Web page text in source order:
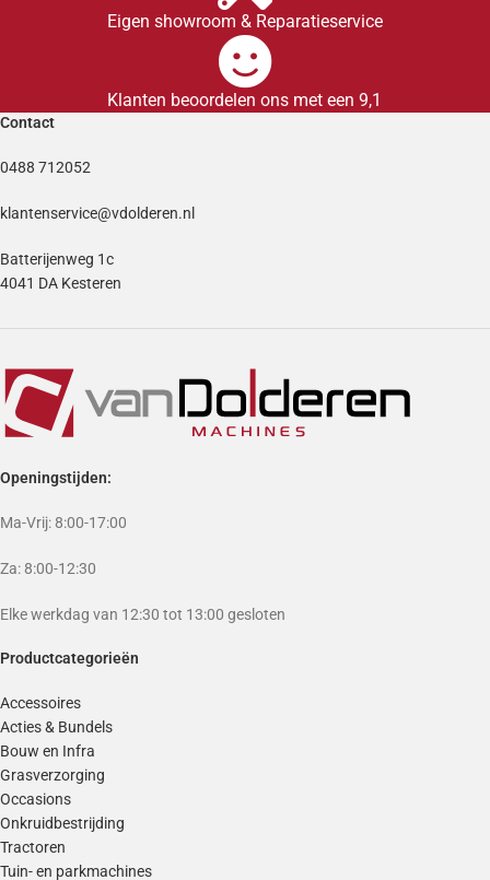
Eigen showroom & Reparatieservice
Klanten beoordelen ons met een 9,1
Contact
0488 712052
klantenservice@vdolderen.nl
Batterijenweg 1c
4041 DA Kesteren
Openingstijden:
Ma-Vrij: 8:00-17:00
Za: 8:00-12:30
Elke werkdag van 12:30 tot 13:00 gesloten
Productcategorieën
Accessoires
Acties & Bundels
Bouw en Infra
Grasverzorging
Occasions
Onkruidbestrijding
Tractoren
Tuin- en parkmachines